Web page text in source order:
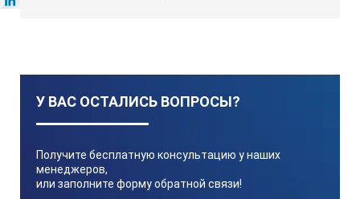
У ВАС ОСТАЛИСЬ ВОПРОСЫ?
Получите бесплатную консультацию у наших
менеджеров,
или заполните форму обратной связи!